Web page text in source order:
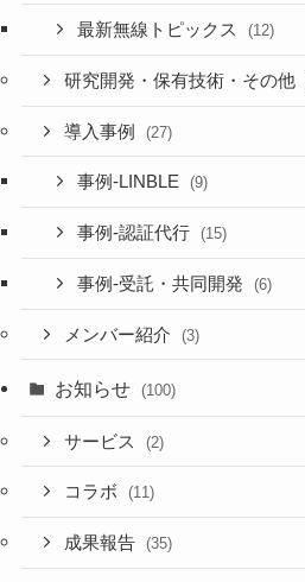
最新無線トピックス (12)
研究開発・保有技術・その他
導入事例 (27)
事例-LINBLE (9)
事例-認証代行 (15)
事例-受託・共同開発 (6)
メンバー紹介 (3)
お知らせ (100)
サービス (2)
コラボ (11)
成果報告 (35)